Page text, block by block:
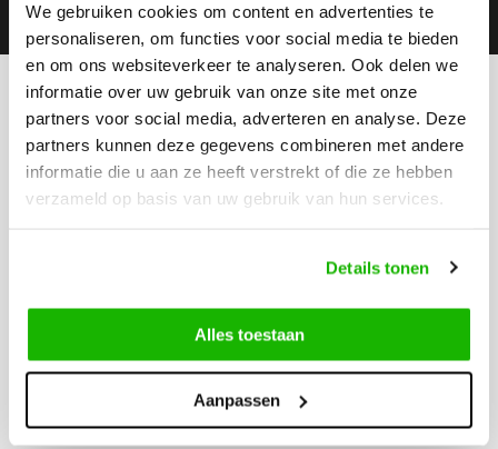
We gebruiken cookies om content en advertenties te
personaliseren, om functies voor social media te bieden
en om ons websiteverkeer te analyseren. Ook delen we
informatie over uw gebruik van onze site met onze
partners voor social media, adverteren en analyse. Deze
partners kunnen deze gegevens combineren met andere
informatie die u aan ze heeft verstrekt of die ze hebben
verzameld op basis van uw gebruik van hun services.
Details tonen
Alles toestaan
Aanpassen
Kunnen we helpen?
Klantenservice:
openingstijden
Bel ons
0416-272223
Klantenservice
Informatie